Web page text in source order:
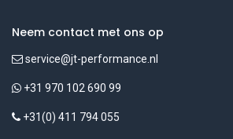
Neem contact met ons op
service@jt-performance.nl
+31 970 102 690 99
+31(0) 411 794 055